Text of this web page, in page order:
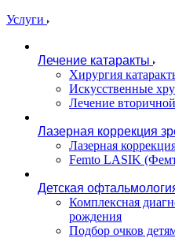
Услуги
Лечение катаракты
Хирургия
Искусственные
Лечение
Лазерная коррекция
Лазерная
Femto LASIK
Детская
Комплексная
рождения
Подбор очков